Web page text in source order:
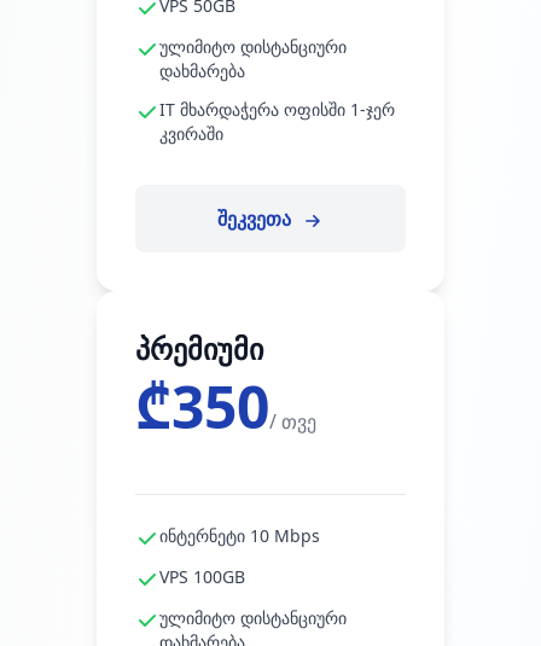
VPS 50GB
ულიმიტო დისტანციური
დახმარება
IT მხარდაჭერა ოფისში 1-ჯერ
კვირაში
შეკვეთა
პრემიუმი
₾350/ თვე
ინტერნეტი 10 Mbps
VPS 100GB
ულიმიტო დისტანციური